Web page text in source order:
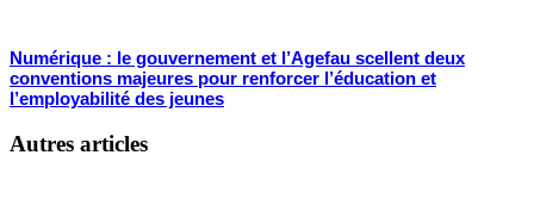
Numérique : le gouvernement et l’Agefau scellent deux
conventions majeures pour renforcer l’éducation et
l’employabilité des jeunes
Autres articles